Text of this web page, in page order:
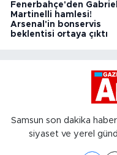
Fenerbahçe'den Gabriel
Martinelli hamlesi!
Arsenal'in bonservis
beklentisi ortaya çıktı
Samsun son dakika
siyaset ve yerel